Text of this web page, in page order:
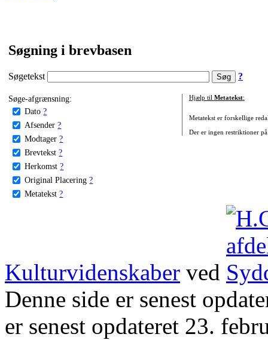
Søgning i brevbasen
Søgetekst ?
Søge-afgrænsning:
Dato ?
Afsender ?
Modtager ?
Brevtekst ?
Herkomst ?
Original Placering ?
Metatekst ?
Hjælp til Metatekst:
Metatekst er forskellige
Der er ingen restriktioner
Kulturvidenskaber ved
Denne side er senest
er senest opdateret 23.